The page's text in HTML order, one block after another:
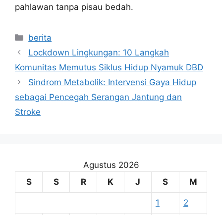
pahlawan tanpa pisau bedah.
Kategori
berita
Lockdown Lingkungan: 10 Langkah
Komunitas Memutus Siklus Hidup Nyamuk DBD
Sindrom Metabolik: Intervensi Gaya Hidup
sebagai Pencegah Serangan Jantung dan
Stroke
Agustus 2026
S
S R K J S M
1 2